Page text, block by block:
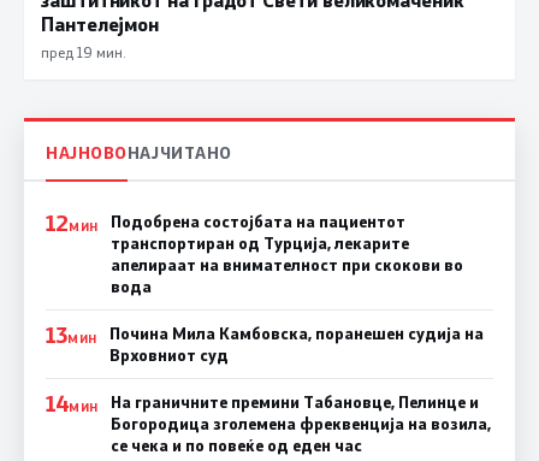
Пантелејмон
пред 19 мин.
НАЈНОВОНАЈЧИТАНО
12МИН
Подобрена состојбата на пациентот
транспортиран од Турција, лекарите
апелираат на внимателност при скокови во
вода
13МИН
Почина Мила Камбовска, поранешен судија на
Врховниот суд
14МИН
На граничните премини Табановце, Пелинце и
Богородица зголемена фреквенција на возила,
се чека и по повеќе од еден час